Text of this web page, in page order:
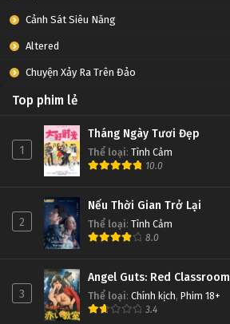
Cảnh Sát Siêu Năng
Altered
Chuyện Xảy Ra Trên Đảo
Top phim lẻ
1
Tháng Ngày Tươi Đẹp
Thể loại: Tình Cảm
10.0
2
Nếu Thời Gian Trở Lại
Thể loại: Tình Cảm
8.0
3
Angel Guts: Red Classroom
Thể loại: Chính kịch, Phim 18+
3.4